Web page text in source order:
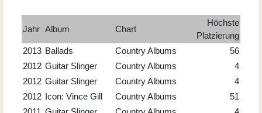
Jahr Album Chart
Höchste
Platzierung
2013 Ballads Country Albums
56
2012 Guitar Slinger Country Albums
4
2012 Guitar Slinger Country Albums
4
2012 Icon: Vince Gill Country Albums
51